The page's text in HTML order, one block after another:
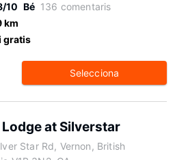
10 Bé 136 comentaris
km
gratis
Selecciona
at Silverstar
Star Rd, Vernon, British